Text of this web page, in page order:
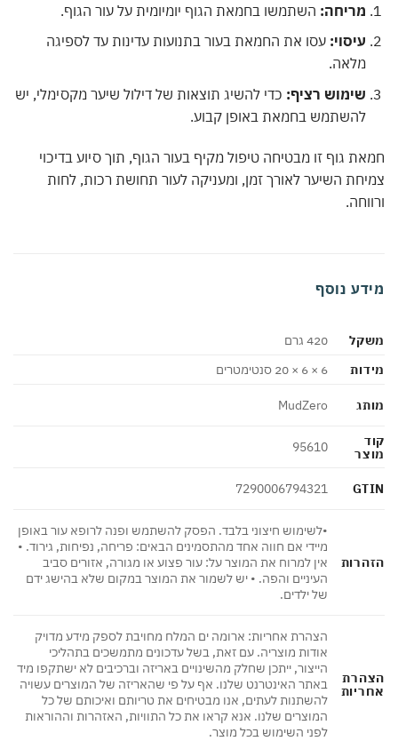
מריחה:השתמשו בחמאת הגוף יומיומית על עור הגוף.
עיסוי:עסו את החמאת בעור בתנועות עדינות עד לספיגה
מלאה.
שימוש רציף:כדי להשיג תוצאות של דילול שיער מקסימלי, יש
להשתמש בחמאת באופן קבוע.
גוף זו מבטיחה טיפול מקיף בעור הגוף, תוך סיוע בדיכוי
השיער לאורך זמן, ומעניקה לעור תחושת רכות, לחות
נוסף
420 גרם
6 × 6 × 20 סנטימטרים
MudZero
95610
7290006794321
•לשימוש חיצוני בלבד. הפסק להשתמש ופנה לרופא עור באופן
מיידי אם חווה אחד מהתסמינים הבאים: פריחה, נפיחות, גירוד. •
אין למרוח את המוצר על: עור פצוע או מגורה, אזורים סביב
העיניים והפה. • יש לשמור את המוצר במקום שלא בהישג ידם
של ילדים.
הצהרת אחריות: ארומה ים המלח מחויבת לספק מידע מדויק
אודות מוצריה. עם זאת, בשל עדכונים מתמשכים בתהליכי
הייצור, ייתכן שחלק מהשינויים באריזה וברכיבים לא ישתקפו מיד
באתר האינטרנט שלנו. אף על פי שהאריזה של המוצרים עשויה
להשתנות לעתים, אנו מבטיחים את טריותם ואיכותם של כל
המוצרים שלנו. אנא קראו את כל התוויות, האזהרות וההוראות
לפני השימוש בכל מוצר.